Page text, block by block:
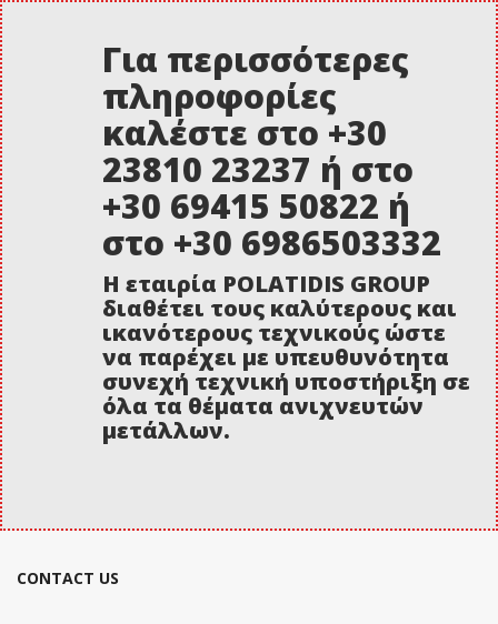
Για περισσότερες
πληροφορίες
καλέστε στο +30
23810 23237 ή στο
+30 69415 50822 ή
στο +30 6986503332
Η εταιρία POLATIDIS GROUP
διαθέτει τους καλύτερους και
ικανότερους τεχνικούς ώστε
να παρέχει με υπευθυνότητα
συνεχή τεχνική υποστήριξη σε
όλα τα θέματα ανιχνευτών
μετάλλων.
CONTACT US